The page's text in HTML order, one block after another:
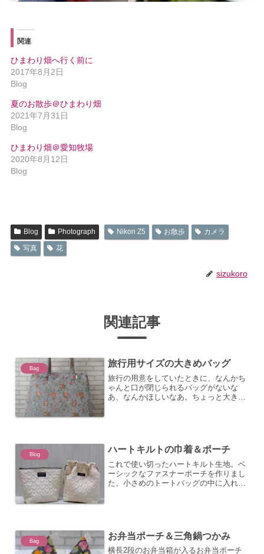
関連
ひまわり畑へ行く前に
2017年8月2日
Blog
夏のお散歩＠ひまわり畑
2021年7月31日
Blog
ひまわり畑＠愛知牧場
2020年8月12日
Blog
Blog Photograph Nikon Z5 お散歩
カメラ
写真
花
sizukoro
関連記事
Bag 旅行用サイズの大きめバッグ
旅行の用意をしていたときに、なんかち
ゃんと口が閉じられるバッグがないな
あ、なんかほしいなあ。ちょっと大きめ
Blog ハートキルトの巾着＆ポーチ
これで使い切ったハートキルト生地。ベ
ーシックなファスナーポーチを作りまし
た。小さめのトートバッグの中に入れて
Bag お弁当ポーチ＆三角鍋つかみ
横長2段のお弁当箱が入るお弁当ポーチ